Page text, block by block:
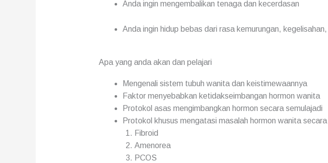
Anda ingin mengembalikan tenaga dan kecerdasan
Anda ingin hidup bebas dari rasa kemurungan,
Apa yang anda akan dan pelajari
Mengenali sistem tubuh wanita dan keistimewaannya
Faktor menyebabkan ketidakseimbangan hormon wanita
Protokol asas mengimbangkan hormon secara semulajadi
Protokol khusus mengatasi masalah hormon wanita
Fibroid
Amenorea
PCOS